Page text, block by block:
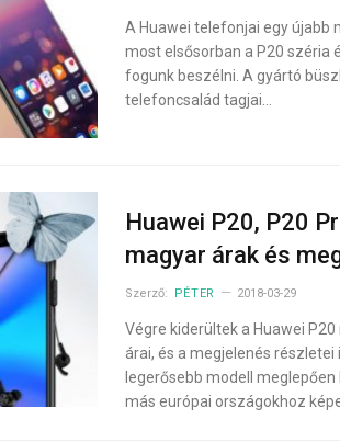
A Huawei telefonjai egy újabb
most elsősorban a P20 széria
fogunk beszélni. A gyártó
telefoncsalád tagjai…
Huawei P20, P20
magyar árak és
Szerző: PÉTER 2018-03-29
Végre kiderültek a Huawei
árai, és a megjelenés részletei
legerősebb modell
más európai országokhoz